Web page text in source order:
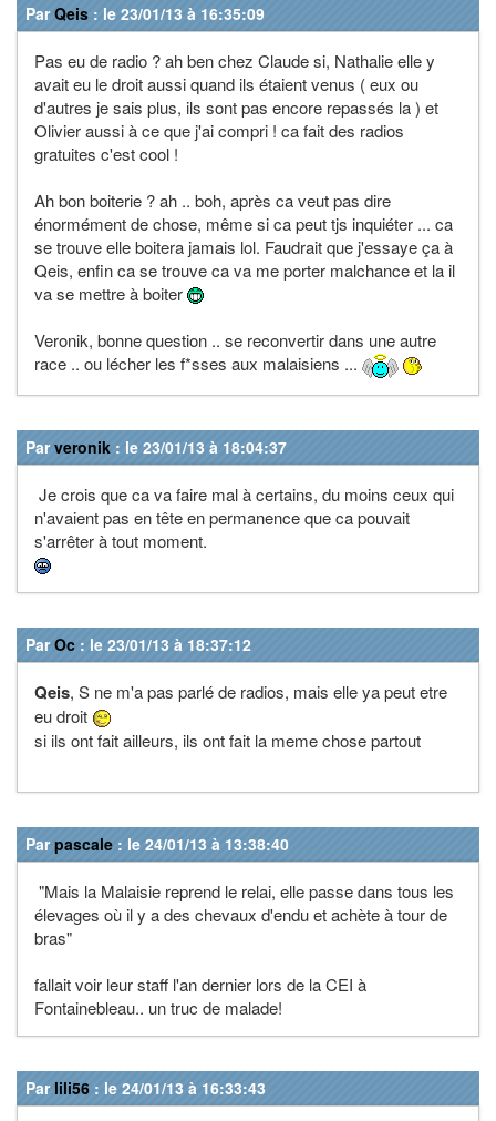
ParQeis : le 23/01/13 à 16:35:09
Pas eu de radio ? ah ben chez Claude si, Nathalie elle y
avait eu le droit aussi quand ils étaient venus ( eux ou
d'autres je sais plus, ils sont pas encore repassés la ) et
Olivier aussi à ce que j'ai compri ! ca fait des radios
gratuites c'est cool !
Ah bon boiterie ? ah .. boh, après ca veut pas dire
énormément de chose, même si ca peut tjs inquiéter ... ca
se trouve elle boitera jamais lol. Faudrait que j'essaye ça à
Qeis, enfin ca se trouve ca va me porter malchance et la il
va se mettre à boiter
Veronik, bonne question .. se reconvertir dans une autre
race .. ou lécher les f*sses aux malaisiens ...
Parveronik : le 23/01/13 à 18:04:37
Je crois que ca va faire mal à certains, du moins ceux qui
n'avaient pas en tête en permanence que ca pouvait
s'arrêter à tout moment.
ParOc : le 23/01/13 à 18:37:12
Qeis, S ne m'a pas parlé de radios, mais elle ya peut etre
eu droit
si ils ont fait ailleurs, ils ont fait la meme chose partout
Parpascale : le 24/01/13 à 13:38:40
"Mais la Malaisie reprend le relai, elle passe dans tous les
élevages où il y a des chevaux d'endu et achète à tour de
bras"
fallait voir leur staff l'an dernier lors de la CEI à
Fontainebleau.. un truc de malade!
Par lili56 : le 24/01/13 à 16:33:43